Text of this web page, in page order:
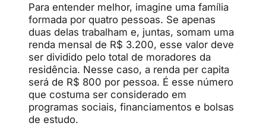
Para entender melhor, imagine uma família
formada por quatro pessoas. Se apenas
duas delas trabalham e, juntas, somam uma
renda mensal de R$ 3.200, esse valor deve
ser dividido pelo total de moradores da
residência. Nesse caso, a renda per capita
será de R$ 800 por pessoa. É esse número
que costuma ser considerado em
programas sociais, financiamentos e bolsas
de estudo.